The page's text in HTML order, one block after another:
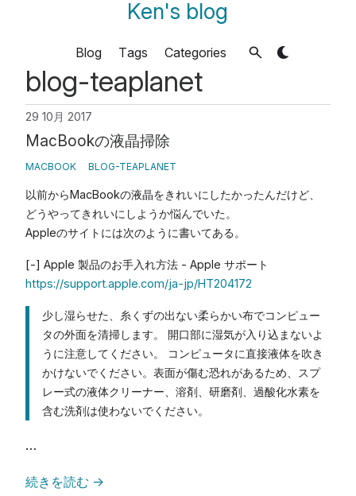
Ken's blog
Blog Tags Categories
blog-teaplanet
29 10月 2017
MacBookの液晶掃除
MACBOOK BLOG-TEAPLANET
以前からMacBookの液晶をきれいにしたかったんだけど、
どうやってきれいにしようか悩んでいた。
Appleのサイトには次のように書いてある。
[-] Apple 製品のお手入れ方法 - Apple サポート
https://support.apple.com/ja-jp/HT204172
少し湿らせた、糸くずの出ない柔らかい布でコンピュー
タの外面を清掃します。 開口部に湿気が入り込まないよ
うに注意してください。 コンピュータに直接液体を吹き
かけないでください。表面が傷む恐れがあるため、スプ
レー式の液体クリーナー、溶剤、研磨剤、過酸化水素を
含む洗剤は使わないでください。
…
続きを読む →